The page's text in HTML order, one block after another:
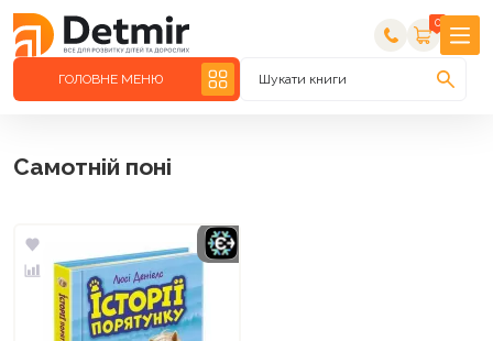
0
ГОЛОВНЕ МЕНЮ Шукати книги
Самотній поні